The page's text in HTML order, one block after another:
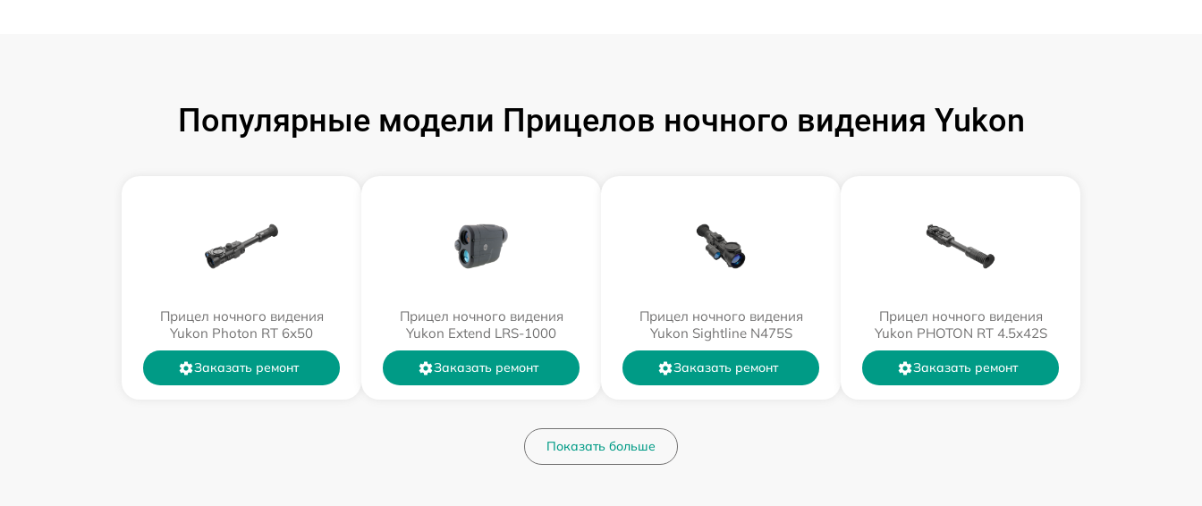
Популярные модели Прицелов ночного видения Yukon
Прицел ночного видения
Yukon Photon RT 6х50
Заказать ремонт
Прицел ночного видения
Yukon Extend LRS-1000
Заказать ремонт
Прицел ночного видения
Yukon Sightline N475S
Заказать ремонт
Прицел ночного видения
Yukon PHOTON RT 4.5x42S
Заказать ремонт
Показать больше